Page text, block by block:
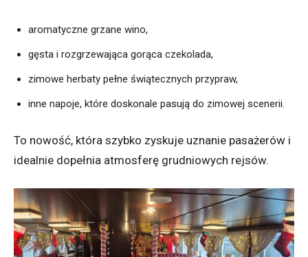
aromatyczne grzane wino,
gęsta i rozgrzewająca gorąca czekolada,
zimowe herbaty pełne świątecznych przypraw,
inne napoje, które doskonale pasują do zimowej scenerii.
To nowość, która szybko zyskuje uznanie pasażerów i
idealnie dopełnia atmosferę grudniowych rejsów.